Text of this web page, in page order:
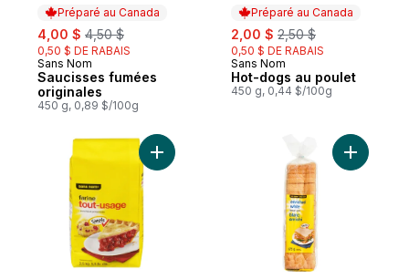
Préparé au Canada
sale:
4,00 $ , formerly:
4,50 $
0,50 $ DE RABAIS
Préparé au Canada
Sans Nom
Saucisses fumées
originales
450 g, 0,89 $/100g
Préparé au Canada
sale:
2,00 $ , formerly:
2,50 $
0,50 $ DE RABAIS
Préparé au Canada
Sans Nom
Hot-dogs au poulet
450 g, 0,44 $/100g
Ajouter Farine tout usage au panierAjouter